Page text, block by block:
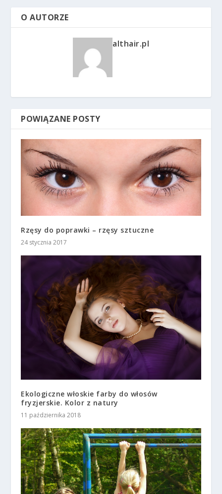
O AUTORZE
althair.pl
POWIĄZANE POSTY
Rzęsy do poprawki – rzęsy sztuczne
24 stycznia 2017
Ekologiczne włoskie farby do włosów
fryzjerskie. Kolor z natury
11 października 2018